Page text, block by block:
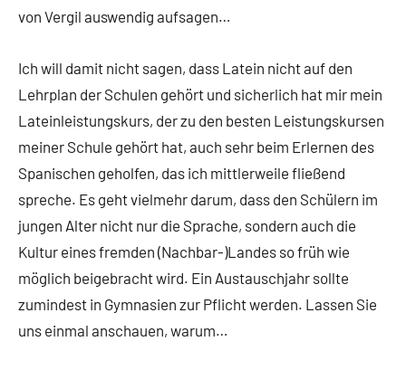
von Vergil auswendig aufsagen…
Ich will damit nicht sagen, dass Latein nicht auf den
Lehrplan der Schulen gehört und sicherlich hat mir mein
Lateinleistungskurs, der zu den besten Leistungskursen
meiner Schule gehört hat, auch sehr beim Erlernen des
Spanischen geholfen, das ich mittlerweile fließend
spreche. Es geht vielmehr darum, dass den Schülern im
jungen Alter nicht nur die Sprache, sondern auch die
Kultur eines fremden (Nachbar-)Landes so früh wie
möglich beigebracht wird. Ein Austauschjahr sollte
zumindest in Gymnasien zur Pflicht werden. Lassen Sie
uns einmal anschauen, warum…